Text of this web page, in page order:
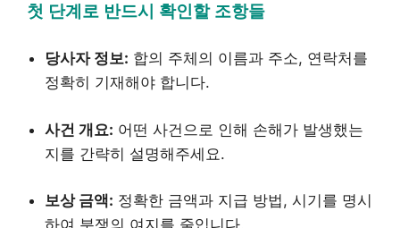
첫 단계로 반드시 확인할 조항들
당사자 정보: 합의 주체의 이름과 주소, 연락처를
정확히 기재해야 합니다.
사건 개요: 어떤 사건으로 인해 손해가 발생했는
지를 간략히 설명해주세요.
보상 금액: 정확한 금액과 지급 방법, 시기를 명시
하여 분쟁의 여지를 줄입니다.